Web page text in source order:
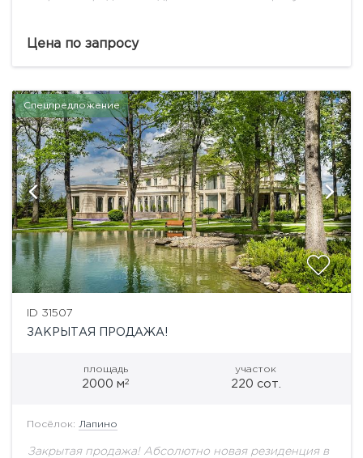
Цена по запросу
Спецпредложение
ID 31507
ЗАКРЫТАЯ ПРОДАЖА!
площадь
2000 м2
участок
220 сот.
Посёлок: Лапино
Закрытая продажа! Абсолютно новая резиденция в